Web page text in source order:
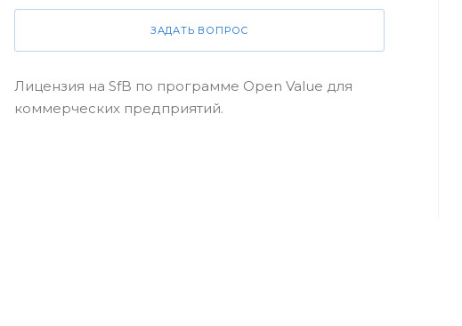
ЗАДАТЬ ВОПРОС
Лицензия на SfB по программе Open Value для
коммерческих предприятий.